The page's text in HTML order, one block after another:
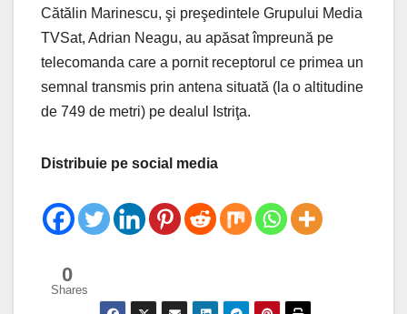
Cătălin Marinescu, şi preşedintele Grupului Media
TVSat, Adrian Neagu, au apăsat împreună pe
telecomanda care a pornit receptorul ce primea un
semnal transmis prin antena situată (la o altitudine
de 749 de metri) pe dealul Istriţa.
Distribuie pe social media
0
Shares